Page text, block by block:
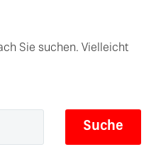
Sie suchen. Vielleicht
Suche